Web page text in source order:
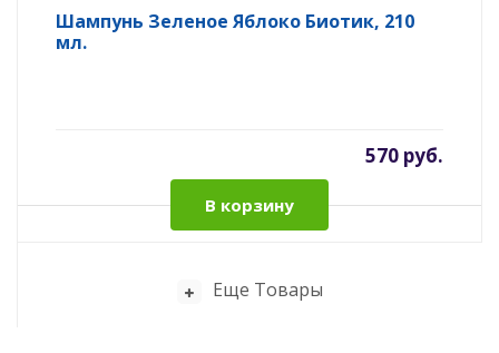
Шампунь Зеленое Яблоко Биотик, 210
мл.
570 руб.
В корзину
Еще Товары